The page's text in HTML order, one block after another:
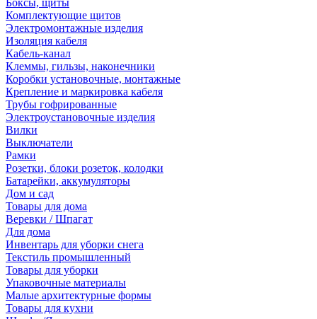
Боксы, щиты
Комплектующие щитов
Электромонтажные изделия
Изоляция кабеля
Кабель-канал
Клеммы, гильзы, наконечники
Коробки установочные, монтажные
Крепление и маркировка кабеля
Трубы гофрированные
Электроустановочные изделия
Вилки
Выключатели
Рамки
Розетки, блоки розеток, колодки
Батарейки, аккумуляторы
Дом и сад
Товары для дома
Веревки / Шпагат
Для дома
Инвентарь для уборки снега
Текстиль промышленный
Товары для уборки
Упаковочные материалы
Малые архитектурные формы
Товары для кухни